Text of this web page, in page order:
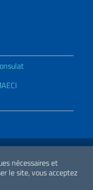
nécessaires et
le site, vous acceptez